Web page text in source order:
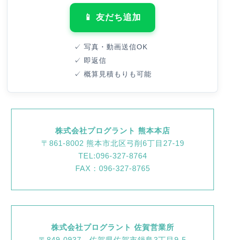
📱 友だち追加
✓ 写真・動画送信OK
✓ 即返信
✓ 概算見積もりも可能
株式会社プログラント 熊本本店
〒861-8002 熊本市北区弓削6丁目27-19
TEL:096-327-8764
FAX：096-327-8765
株式会社プログラント 佐賀営業所